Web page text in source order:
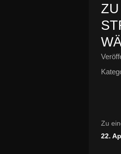
Zu
22.